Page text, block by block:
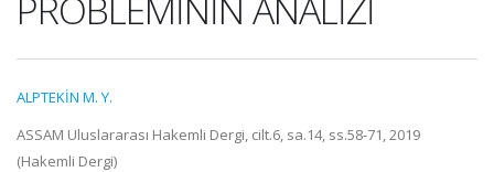
ALPTEKİN M. Y.
ASSAM Uluslararası Hakemli Dergi, cilt.6, sa.14, ss.58-71, 2019
(Hakemli Dergi)